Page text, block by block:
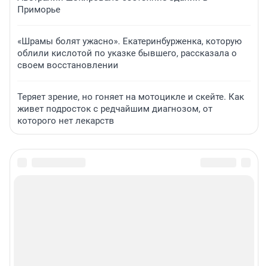
Приморье
«Шрамы болят ужасно». Екатеринбурженка, которую
облили кислотой по указке бывшего, рассказала о
своем восстановлении
Теряет зрение, но гоняет на мотоцикле и скейте. Как
живет подросток с редчайшим диагнозом, от
которого нет лекарств